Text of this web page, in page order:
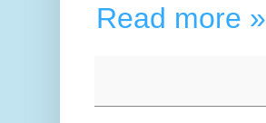
Read more »